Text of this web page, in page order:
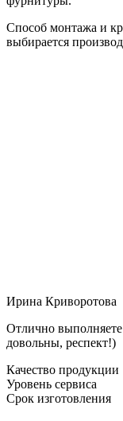
Способ монтажа и
выбирается
Ирина Криворотова
Отлично выполняете
довольны, респект!)
Качество продукции
Уровень сервиса
Срок изготовления